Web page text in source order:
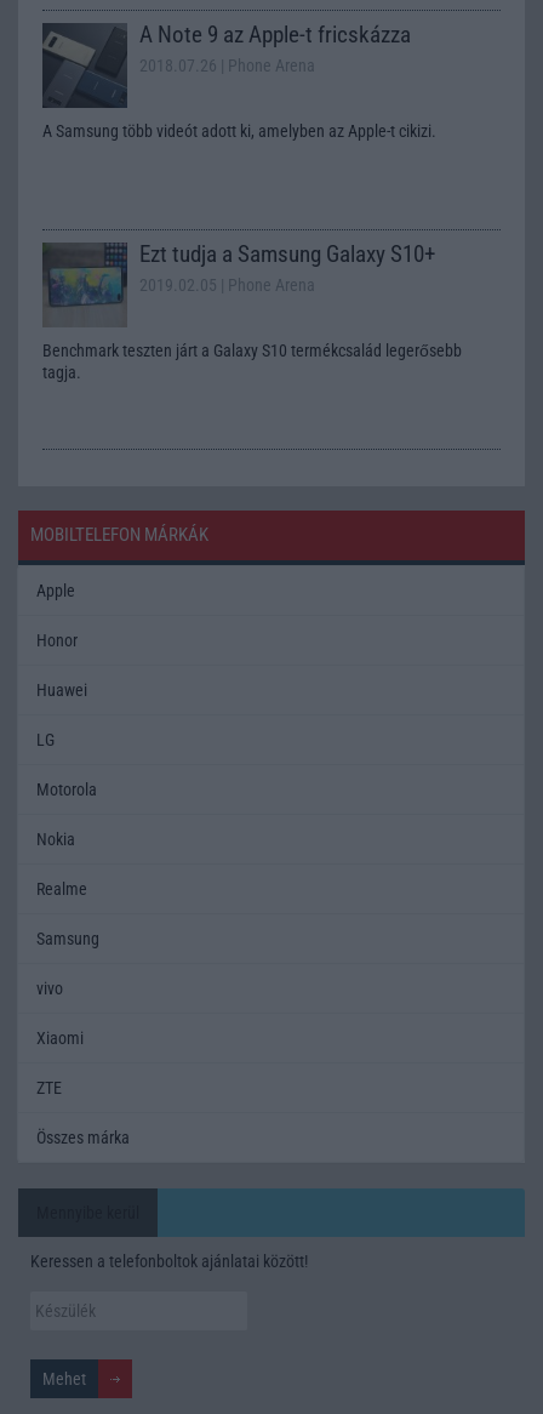
A Note 9 az Apple-t fricskázza
2018.07.26 | Phone Arena
A Samsung több videót adott ki, amelyben az Apple-t cikizi.
Ezt tudja a Samsung Galaxy S10+
2019.02.05 | Phone Arena
Benchmark teszten járt a Galaxy S10 termékcsalád legerősebb
tagja.
MOBILTELEFON MÁRKÁK
Apple
Honor
Huawei
LG
Motorola
Nokia
Realme
Samsung
vivo
Xiaomi
ZTE
Összes márka
Keressen a telefonboltok ajánlatai között!